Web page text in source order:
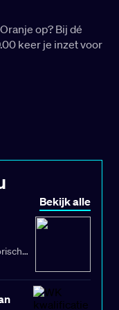
op? Bij dé
keer je inzet voor
Bekijk alle